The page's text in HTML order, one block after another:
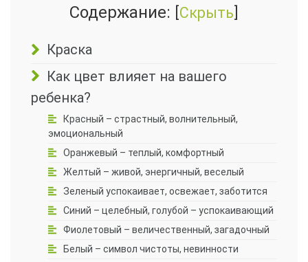
Содержание: Скрыть
Краска
Как цвет влияет на вашего
ребенка?
Красный – страстный, волнительный,
эмоциональный
Оранжевый – теплый, комфортный
Желтый – живой, энергичный, веселый
Зеленый успокаивает, освежает, заботится
Синий – целебный, голубой – успокаивающий
Фиолетовый – величественный, загадочный
Белый – символ чистоты, невинности